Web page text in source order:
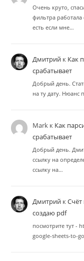
Очень круто,
фильтра
есть если мне…
Дмитрийк Как
срабатывает
Добрый день.
на ту дату. Нюанс
Markк Как
срабатывает
Добрый день.
ссылку на
ссылку на…
Дмитрийк
создаю pdf
посмотрите тут -
google-sheets-to-